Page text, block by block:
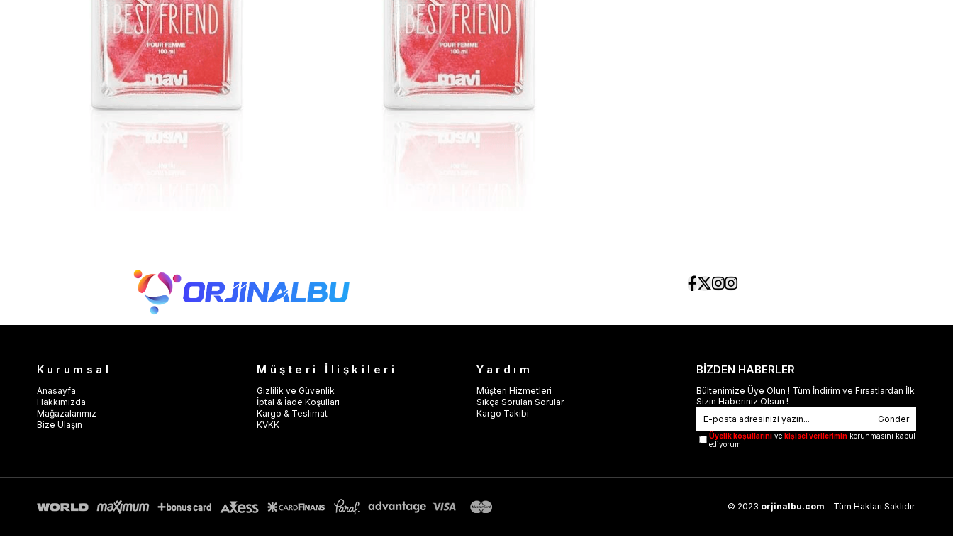
Kurumsal
Anasayfa
Hakkımızda
Mağazalarımız
Bize Ulaşın
Müşteri İlişkileri
Gizlilik ve Güvenlik
İptal & İade Koşulları
Kargo & Teslimat
KVKK
Yardım
Müşteri Hizmetleri
Sıkça Sorulan Sorular
Kargo Takibi
BİZDEN HABERLER
Bültenimize Üye Olun ! Tüm İndirim ve Fırsatlardan İlk
Sizin Haberiniz Olsun !
Gönder
Üyelik koşullarını vekişisel verilerimin korunmasını kabul
ediyorum.
© 2023 orjinalbu.com - Tüm Hakları Saklıdır.